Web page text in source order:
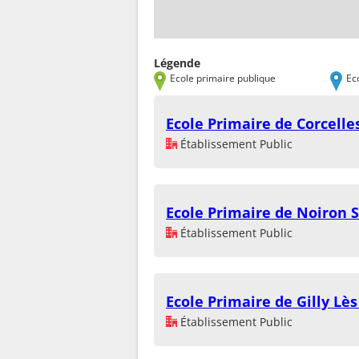
Légende
Ecole primaire publique
Ecole Primaire de
Établissement Public
Ecole Primaire de Noiron
Établissement Public
Ecole Primaire de Gilly
Établissement Public